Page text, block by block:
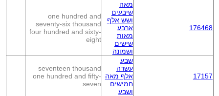
176468
מאה
שיבעים
ושש אלף
ארבע
מאות
שישים
ושמונה
one hundred and
seventy-six thousand
four hundred and sixty-
eight
17157
שבע
עשרה
אלף מאה
חמישים
ושבע
seventeen thousand
one hundred and fifty-
seven